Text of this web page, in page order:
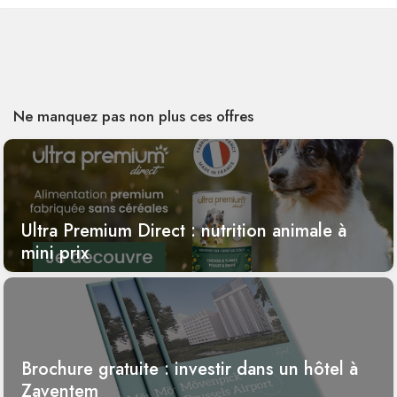
Ne manquez pas non plus ces offres
Ultra Premium Direct : nutrition animale à
mini prix
Brochure gratuite : investir dans un hôtel à
Zaventem